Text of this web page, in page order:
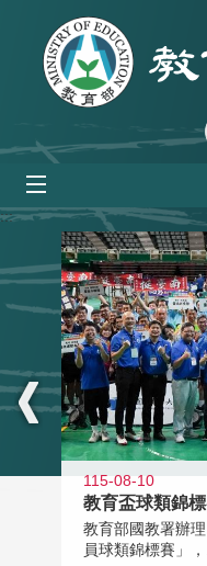
跳到主要內容區塊
:::
115-08-10
教育盃球類錦
教育部國教署辦
員球類錦標賽」